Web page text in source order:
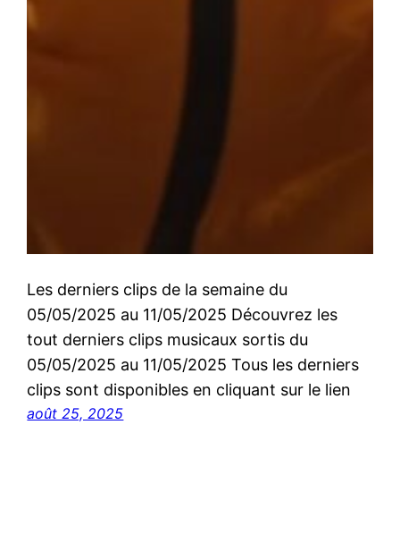
Les derniers clips de la semaine du
05/05/2025 au 11/05/2025 Découvrez les
tout derniers clips musicaux sortis du
05/05/2025 au 11/05/2025 Tous les derniers
clips sont disponibles en cliquant sur le lien
août 25, 2025